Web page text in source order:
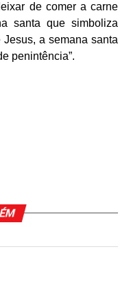
de comer a carne
santa que simboliza
a semana santa
penintência”.